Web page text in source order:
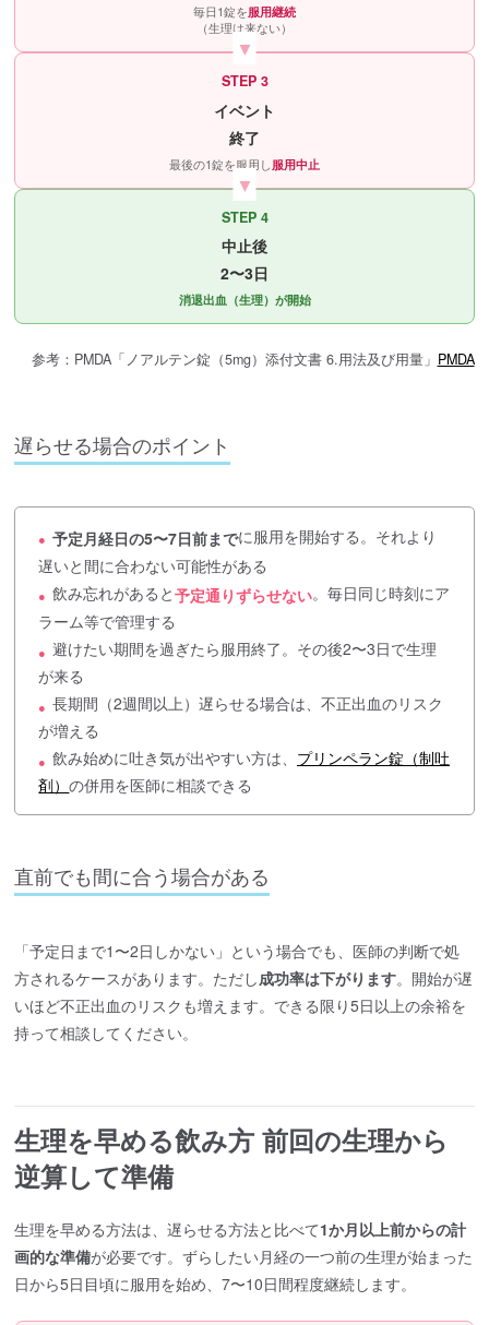
毎日1錠を服用継続
（生理は来ない）
STEP 3
イベント
終了
最後の1錠を服用し服用中止
STEP 4
中止後
2〜3日
消退出血（生理）が開始
参考：PMDA「ノアルテン錠（5mg）添付文書 6.用法及び用量」 PMDA
遅らせる場合のポイント
● 予定月経日の5〜7日前までに服用を開始する。それより
遅いと間に合わない可能性がある
● 飲み忘れがあると予定通りずらせない。毎日同じ時刻にア
ラーム等で管理する
● 避けたい期間を過ぎたら服用終了。その後2〜3日で生理
が来る
● 長期間（2週間以上）遅らせる場合は、不正出血のリスク
が増える
● 飲み始めに吐き気が出やすい方は、 プリンペラン錠（制吐
剤）の併用を医師に相談できる
直前でも間に合う場合がある
「予定日まで1〜2日しかない」という場合でも、医師の判断で処
方されるケースがあります。ただし成功率は下がります。開始が遅
いほど不正出血のリスクも増えます。できる限り5日以上の余裕を
持って相談してください。
生理を早める飲み方 前回の生理から
逆算して準備
生理を早める方法は、遅らせる方法と比べて1か月以上前からの計
画的な準備が必要です。ずらしたい月経の一つ前の生理が始まった
日から5日目頃に服用を始め、7〜10日間程度継続します。